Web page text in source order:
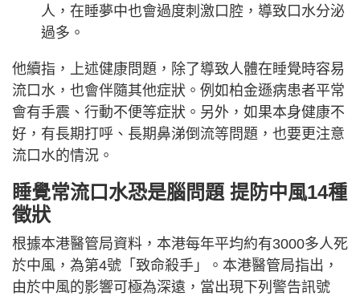
人，在睡夢中也會過度刺激口腔，導致口水分泌
過多。
他續指，上述健康問題，除了導致人體在睡覺時容易
流口水，也會伴隨其他症狀。例如柏金遜病患者平常
會有手震、行動不便等症狀。另外，如果本身健康不
好，有長期打呼、長期鼻涕倒流等問題，也要更注意
流口水的情況。
睡覺常流口水恐是腦問題 提防中風14種
徵狀
根據本港醫管局資料，本港每年平均約有3000多人死
於中風，為第4號「致命殺手」。本港醫管局指出，
由於中風的影響可極為深遠，當出現下列警告訊號